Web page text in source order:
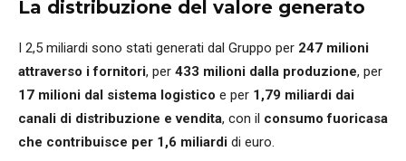
La distribuzione del valore generato
I 2,5 miliardi sono stati generati dal Gruppo per 247 milioni
attraverso i fornitori, per 433 milioni dalla produzione, per
17 milioni dal sistema logistico e per 1,79 miliardi dai
canali di distribuzione e vendita, con il consumo fuoricasa
che contribuisce per 1,6 miliardi di euro.